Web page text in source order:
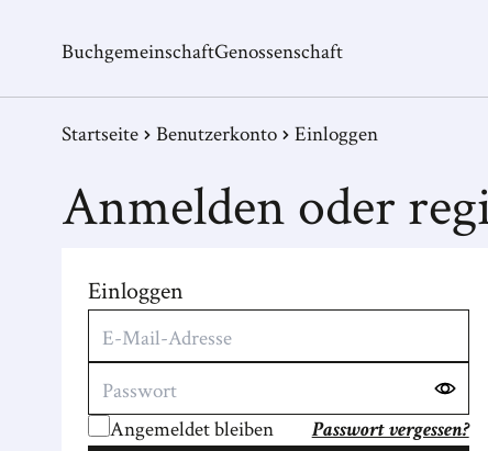
BuchgemeinschaftGenossenschaft
Startseite Benutzerkonto Einloggen
Anmelden oder
Einloggen
Angemeldet bleiben Passwort vergessen?